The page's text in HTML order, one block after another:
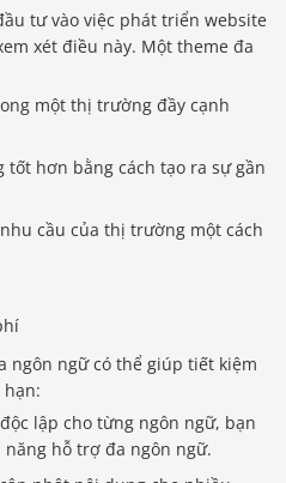
tư vào việc phát triển website
xét điều này. Một theme đa
một thị trường đầy cạnh
hơn bằng cách tạo ra sự gần
cầu của thị trường một cách
ngôn ngữ có thể giúp tiết kiệm
lập cho từng ngôn ngữ, bạn
hỗ trợ đa ngôn ngữ.